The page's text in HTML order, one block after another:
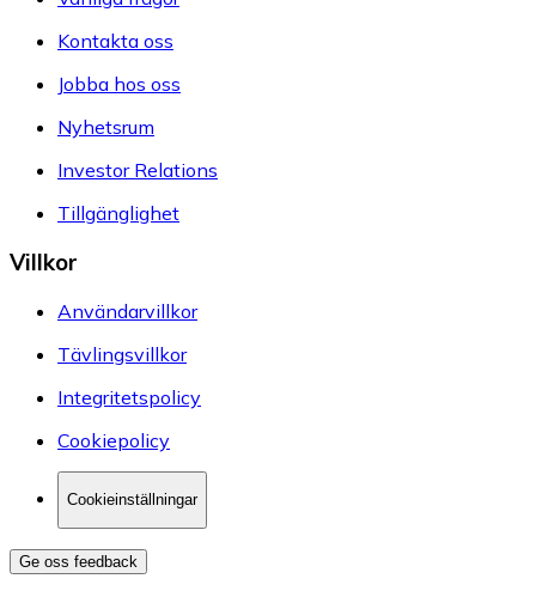
Kontakta oss
Jobba hos oss
Nyhetsrum
Investor Relations
Tillgänglighet
Villkor
Användarvillkor
Tävlingsvillkor
Integritetspolicy
Cookiepolicy
Cookieinställningar
Ge oss feedback